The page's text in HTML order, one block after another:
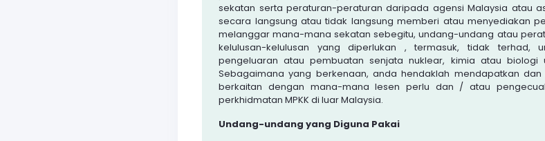
sekatan serta peraturan-peraturan daripada agensi Malaysia atau
secara langsung atau tidak langsung memberi atau menyediakan
melanggar mana-mana sekatan sebegitu, undang-undang atau
kelulusan-kelulusan yang diperlukan , termasuk, tidak terhad,
pengeluaran atau pembuatan senjata nuklear, kimia atau biologi
Sebagaimana yang berkenaan, anda hendaklah mendapatkan
berkaitan dengan mana-mana lesen perlu dan / atau
perkhidmatan MPKK di luar Malaysia.
Undang-undang yang Diguna Pakai